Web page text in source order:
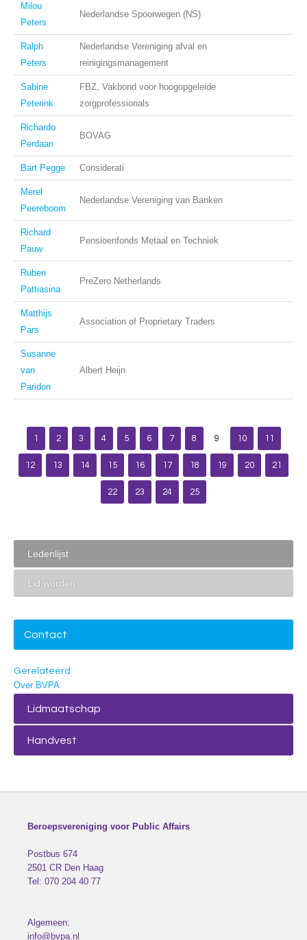
Milou
Peters
Nederlandse Spoorwegen (NS)
Ralph
Peters
Nederlandse Vereniging afval en
reinigingsmanagement
Sabine
Peterink
FBZ, Vakbond voor hoogopgeleide
zorgprofessionals
Richardo
Perdaan
BOVAG
Bart Pegge Considerati
Merel
Peereboom
Nederlandse Vereniging van Banken
Richard
Pauw
Pensioenfonds Metaal en Techniek
Ruben
Pattiasina
PreZero Netherlands
Matthijs
Pars
Association of Proprietary Traders
Susanne
van
Paridon
Albert Heijn
1 2 3 4 5 6 7 8 9 10 11
12 13 14 15 16 17 18 19 20 21
22 23 24 25
Ledenlijst
Lid worden
Contact
Gerelateerd
Over BVPA
Lidmaatschap
Handvest
Beroepsvereniging voor Public Affairs
Postbus 674
2501 CR Den Haag
Tel: 070 204 40 77
Algemeen:
info@bvpa.nl